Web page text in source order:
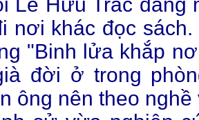
nơi khác đọc
"Binh lửa khắp
đời ở trong
ông nên theo